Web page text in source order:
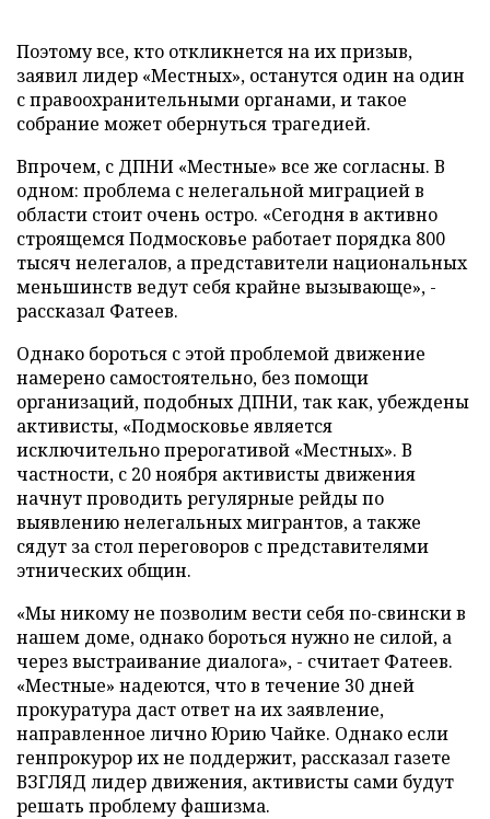
Поэтому все, кто откликнется на их призыв,
заявил лидер «Местных», останутся один на один
с правоохранительными органами, и такое
собрание может обернуться трагедией.
Впрочем, с ДПНИ «Местные» все же согласны. В
одном: проблема с нелегальной миграцией в
области стоит очень остро. «Сегодня в активно
строящемся Подмосковье работает порядка 800
тысяч нелегалов, а представители национальных
меньшинств ведут себя крайне вызывающе», -
рассказал Фатеев.
Однако бороться с этой проблемой движение
намерено самостоятельно, без помощи
организаций, подобных ДПНИ, так как, убеждены
активисты, «Подмосковье является
исключительно прерогативой «Местных». В
частности, с 20 ноября активисты движения
начнут проводить регулярные рейды по
выявлению нелегальных мигрантов, а также
сядут за стол переговоров с представителями
этнических общин.
«Мы никому не позволим вести себя по-свински в
нашем доме, однако бороться нужно не силой, а
через выстраивание диалога», - считает Фатеев.
«Местные» надеются, что в течение 30 дней
прокуратура даст ответ на их заявление,
направленное лично Юрию Чайке. Однако если
генпрокурор их не поддержит, рассказал газете
ВЗГЛЯД лидер движения, активисты сами будут
решать проблему фашизма.